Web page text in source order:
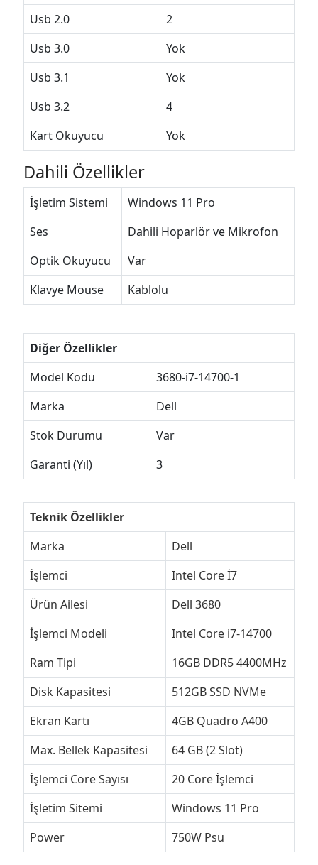
Usb 2.0
2
Usb 3.0
Yok
Usb 3.1
Yok
Usb 3.2
4
Kart Okuyucu
Yok
Dahili Özellikler
İşletim Sistemi
Windows 11 Pro
Ses
Dahili Hoparlör ve Mikrofon
Optik Okuyucu
Var
Klavye Mouse
Kablolu
Diğer Özellikler
Model Kodu
3680-i7-14700-1
Marka
Dell
Stok Durumu
Var
Garanti (Yıl)
3
Teknik Özellikler
Marka
Dell
İşlemci
Intel Core İ7
Ürün Ailesi
Dell 3680
İşlemci Modeli
Intel Core i7-14700
Ram Tipi
16GB DDR5 4400MHz
Disk Kapasitesi
512GB SSD NVMe
Ekran Kartı
4GB Quadro A400
Max. Bellek Kapasitesi
64 GB (2 Slot)
İşlemci Core Sayısı
20 Core İşlemci
İşletim Sitemi
Windows 11 Pro
Power
750W Psu